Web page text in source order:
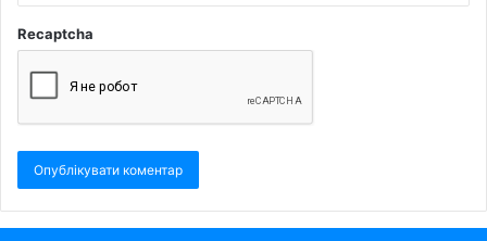
Recaptcha